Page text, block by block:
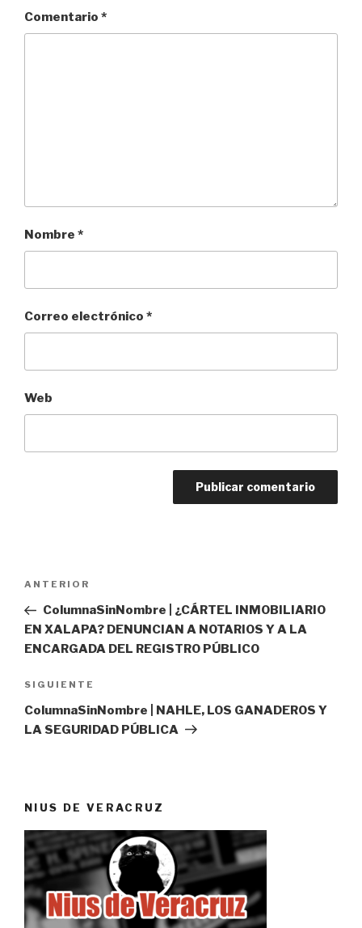
Comentario *
Nombre *
Correo electrónico *
Web
entradas
Entrada
anterior:
ANTERIOR
ColumnaSinNombre | ¿CÁRTEL INMOBILIARIO
EN XALAPA? DENUNCIAN A NOTARIOS Y A LA
ENCARGADA DEL REGISTRO PÚBLICO
Siguiente
entrada
SIGUIENTE
ColumnaSinNombre | NAHLE, LOS GANADEROS Y
LA SEGURIDAD PÚBLICA
NIUS DE VERACRUZ